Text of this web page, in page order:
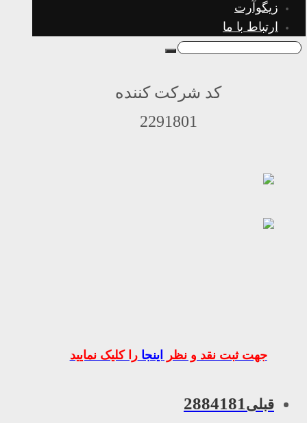
زیگوآرت
ارتباط با ما
کد شرکت کننده
2291801
جهت ثبت نقد و نظر اینجارا کلیک نمایید
قبلی2884181